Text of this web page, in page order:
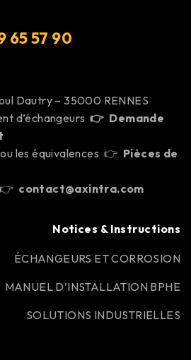
65 57 90
Dautry – 35000 RENNES
d’échangeurs👉 Demande
les équivalences 👉 Pièces de
contact@axintra.com
Notices & Instructions
ÉCHANGEURS ET CORROSION
MANUEL D’INSTALLATION BPHE
SOLUTIONS INDUSTRIELLES